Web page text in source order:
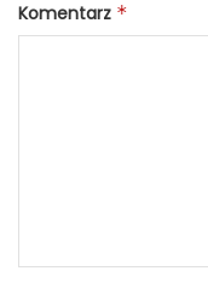
Komentarz *